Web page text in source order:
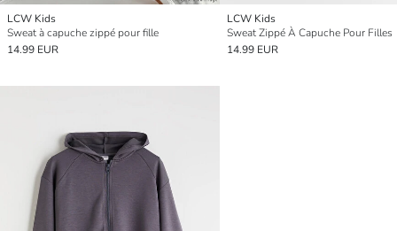
LCW Kids
Sweat à capuche zippé pour fille
14.99 EUR
LCW Kids
Sweat Zippé À Capuche Pour Filles
14.99 EUR